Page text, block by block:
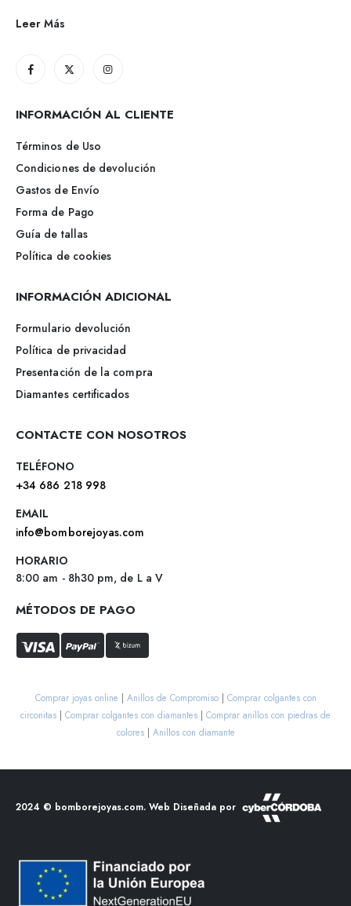
Leer Más
INFORMACIÓN AL CLIENTE
Términos de Uso
Condiciones de devolución
Gastos de Envío
Forma de Pago
Guía de tallas
Política de cookies
INFORMACIÓN ADICIONAL
Formulario devolución
Política de privacidad
Presentación de la compra
Diamantes certificados
CONTACTE CON NOSOTROS
TELÉFONO
+34 686 218 998
EMAIL
info@bomborejoyas.com
HORARIO
8:00 am - 8h30 pm, de L a V
MÉTODOS DE PAGO
Comprar joyas online | Anillos de Compromiso| Comprar colgantes con
circonitas | Comprar colgantes con diamantes | Comprar anillos con piedras de
colores| Anillos con diamante
2024 © bomborejoyas.com. Web Diseñada por